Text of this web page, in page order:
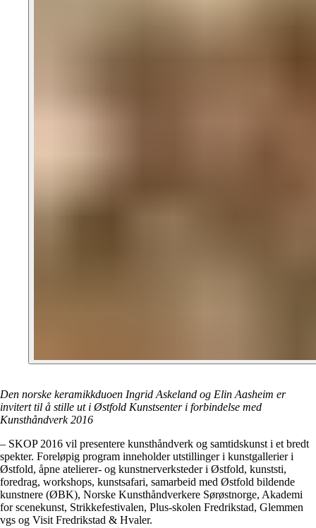
Den norske keramikkduoen Ingrid Askeland og Elin Aasheim er
invitert til å stille ut i Østfold Kunstsenter i forbindelse med
Kunsthåndverk 2016
– SKOP 2016 vil presentere kunsthåndverk og samtidskunst i et bredt
spekter. Foreløpig program inneholder utstillinger i kunstgallerier i
Østfold, åpne atelierer- og kunstnerverksteder i Østfold, kunststi,
foredrag, workshops, kunstsafari, samarbeid med Østfold bildende
kunstnere (ØBK), Norske Kunsthåndverkere Sørøstnorge, Akademi
for scenekunst, Strikkefestivalen, Plus-skolen Fredrikstad, Glemmen
vgs og Visit Fredrikstad & Hvaler.